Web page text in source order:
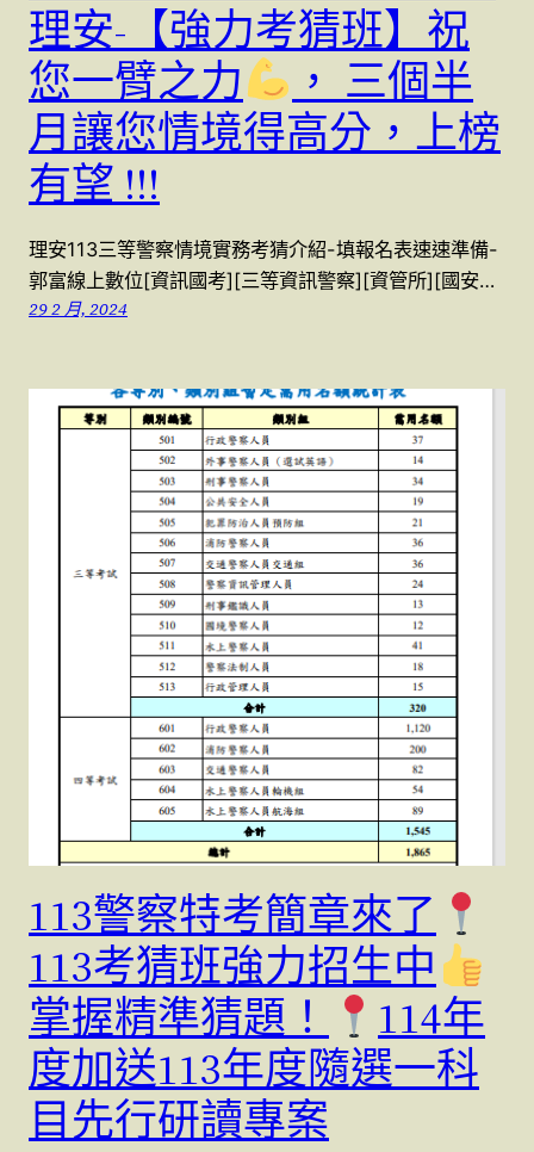
理安-【強力考猜班】祝
您一臂之力
， 三個半
月讓您情境得高分，上榜
有望 !!!
理安113三等警察情境實務考猜介紹-填報名表速速準備-
郭富線上數位[資訊國考][三等資訊警察][資管所][國安…
29 2 月, 2024
113警察特考簡章來了
113考猜班強力招生中
掌握精準猜題！
114年
度加送113年度隨選一科
目先行研讀專案